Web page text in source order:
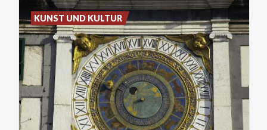
KUNST UND KULTUR